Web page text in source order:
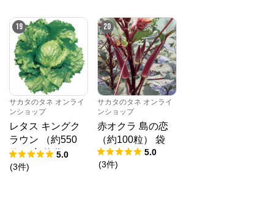
19
サカタのタネ オンライ
ンショップ
レタス キングク
ラウン （約550
粒） 実咲 袋5.0
(3件)
20
サカタのタネ オンライ
ンショップ
赤オクラ 島の恋
（約100粒） 袋
5.0
(3件)